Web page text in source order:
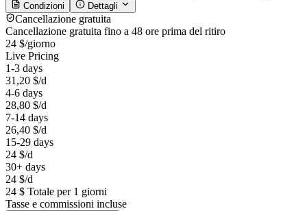
Condizioni Dettagli
Cancellazione gratuita
Cancellazione gratuita fino a 48 ore prima del ritiro
24 $/giorno
Live Pricing
1-3 days
31,20 $/d
4-6 days
28,80 $/d
7-14 days
26,40 $/d
15-29 days
24 $/d
30+ days
24 $/d
24 $ Totale per 1 giorni
Tasse e commissioni incluse